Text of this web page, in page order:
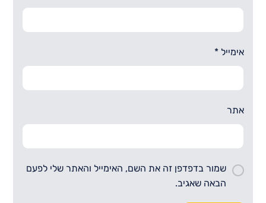
אימייל*
אתר
שמור בדפדפן זה את השם, האימייל והאתר שלי לפעם
הבאה שאגיב.